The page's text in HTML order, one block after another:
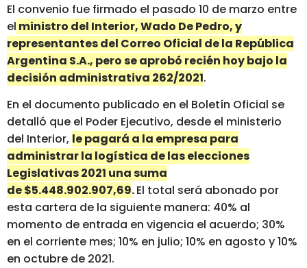
El convenio fue firmado el pasado 10 de marzo entre
el ministro del Interior, Wado De Pedro, y
representantes del Correo Oficial de la República
Argentina S.A., pero se aprobó recién hoy bajo la
decisión administrativa 262/2021.
En el documento publicado en el Boletín Oficial se
detalló que el Poder Ejecutivo, desde el ministerio
del Interior, le pagará a la empresa para
administrar la logística de las elecciones
Legislativas 2021 una suma
de $5.448.902.907,69.El total será abonado por
esta cartera de la siguiente manera: 40% al
momento de entrada en vigencia el acuerdo; 30%
en el corriente mes; 10% en julio; 10% en agosto y 10%
en octubre de 2021.